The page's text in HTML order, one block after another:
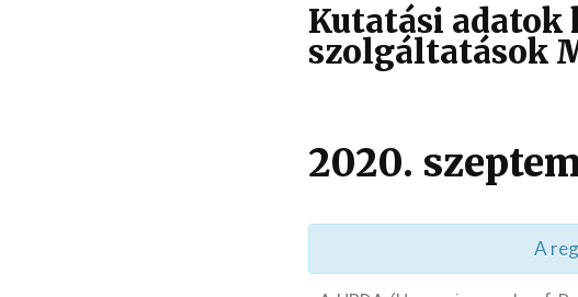
Kutatási adatok
szolgáltatások
2020.
A